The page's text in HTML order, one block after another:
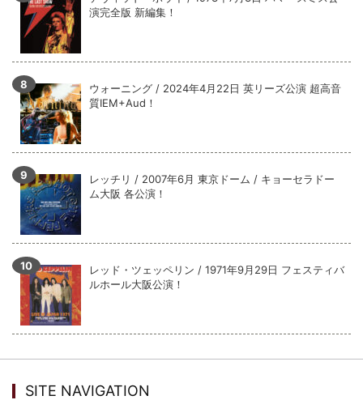
演完全版 新編集！
ウォーニング / 2024年4月22日 英リーズ公演 超高音
質IEM+Aud！
レッチリ / 2007年6月 東京ドーム / キョーセラドー
ム大阪 各公演！
レッド・ツェッペリン / 1971年9月29日 フェスティバ
ルホール大阪公演！
SITE NAVIGATION